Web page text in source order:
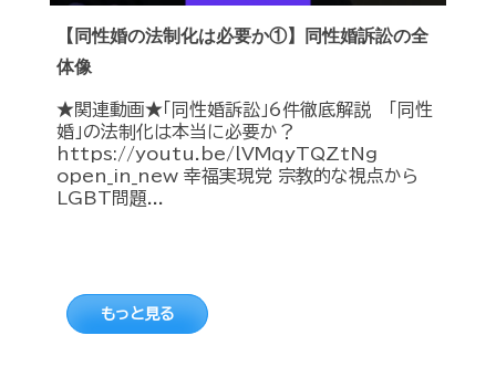
【同性婚の法制化は必要か①】同性婚訴訟の全
体像
★関連動画★「同性婚訴訟」6件徹底解説 「同性
婚」の法制化は本当に必要か？
https://youtu.be/lVMqyTQZtNg
open_in_new 幸福実現党 宗教的な視点から
LGBT問題...
もっと見る